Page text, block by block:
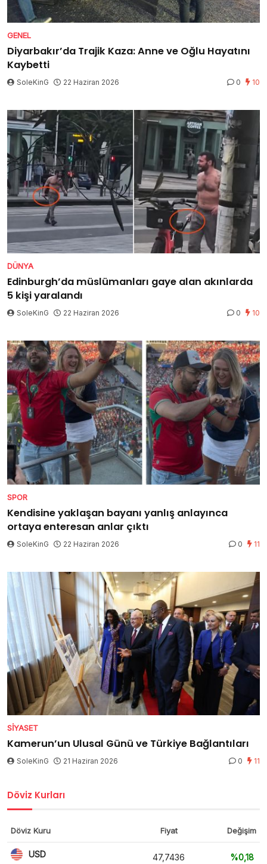
GENEL
Diyarbakır’da Trajik Kaza: Anne ve Oğlu Hayatını
Kaybetti
SoleKinG 22 Haziran 2026 0 10
DÜNYA
Edinburgh’da müslümanları gaye alan akınlarda
5 kişi yaralandı
SoleKinG 22 Haziran 2026 0 10
SPOR
Kendisine yaklaşan bayanı yanlış anlayınca
ortaya enteresan anlar çıktı
SoleKinG 22 Haziran 2026 0 11
SIYASET
Kamerun’un Ulusal Günü ve Türkiye Bağlantıları
SoleKinG 21 Haziran 2026 0 11
Döviz Kurları
Döviz Kuru Fiyat Değişim
USD 47,7436 %0,18